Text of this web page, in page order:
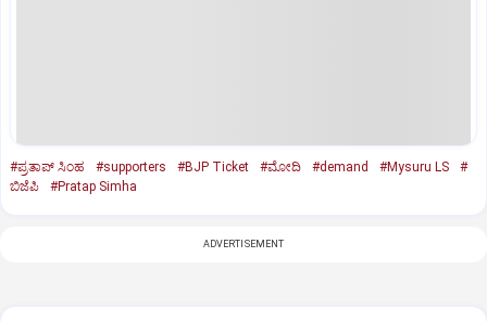
#ಪ್ರತಾಪ್‌ ಸಿಂಹ #supporters #BJP Ticket #ಮೋದಿ #demand #Mysuru LS
#
ಬಿಜೆಪಿ
#Pratap Simha
ADVERTISEMENT